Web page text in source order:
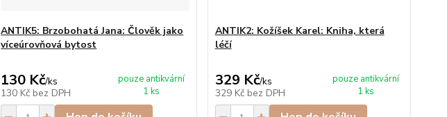
ANTIK5: Brzobohatá Jana: Člověk jako
víceúrovňová bytost
130 Kč/ks
130 Kč bez DPH
pouze antikvární
1 ks
ANTIK2: Kožíšek Karel: Kniha, která
léčí
329 Kč/ks
329 Kč bez DPH
pouze antikvární
1 ks